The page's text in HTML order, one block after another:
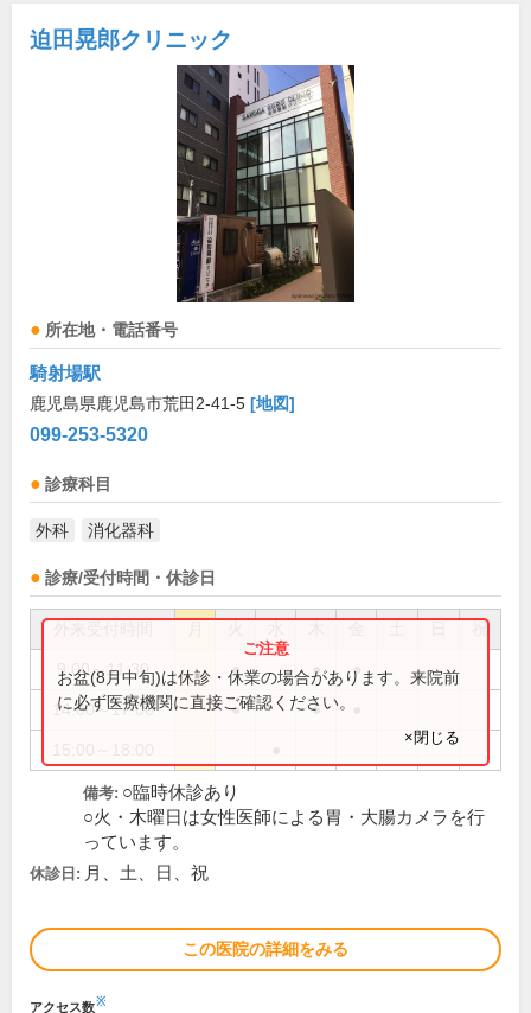
迫田晃郎クリニック
所在地・電話番号
騎射場駅
鹿児島県鹿児島市荒田2-41-5 [地図]
099-253-5320
診療科目
外科 消化器科
診療/受付時間・休診日
祝
9:00～11:30 ● ● ●
14:00～17:00 ● ●
お盆(8月中旬)は休診・休業の場合があります。来院前
に必ず医療機関に直接ご確認ください。
×閉じる
備考: ○臨時休診あり
○火・木曜日は女性医師による胃・大腸カメラを行
っています。
休診日: 月、土、日、祝
この医院の詳細をみる
アクセス数※